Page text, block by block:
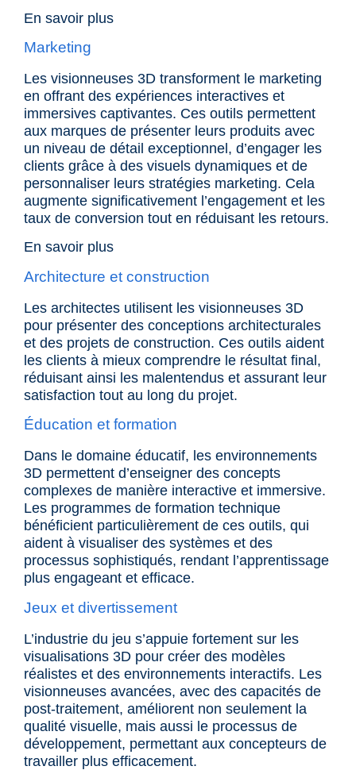
En savoir plus
Marketing
Les visionneuses 3D transforment le marketing
en offrant des expériences interactives et
immersives captivantes. Ces outils permettent
aux marques de présenter leurs produits avec
un niveau de détail exceptionnel, d’engager les
clients grâce à des visuels dynamiques et de
personnaliser leurs stratégies marketing. Cela
augmente significativement l’engagement et les
taux de conversion tout en réduisant les retours.
En savoir plus
Architecture et construction
Les architectes utilisent les visionneuses 3D
pour présenter des conceptions architecturales
et des projets de construction. Ces outils aident
les clients à mieux comprendre le résultat final,
réduisant ainsi les malentendus et assurant leur
satisfaction tout au long du projet.
Éducation et formation
Dans le domaine éducatif, les environnements
3D permettent d’enseigner des concepts
complexes de manière interactive et immersive.
Les programmes de formation technique
bénéficient particulièrement de ces outils, qui
aident à visualiser des systèmes et des
processus sophistiqués, rendant l’apprentissage
plus engageant et efficace.
Jeux et divertissement
L’industrie du jeu s’appuie fortement sur les
visualisations 3D pour créer des modèles
réalistes et des environnements interactifs. Les
visionneuses avancées, avec des capacités de
post-traitement, améliorent non seulement la
qualité visuelle, mais aussi le processus de
développement, permettant aux concepteurs de
travailler plus efficacement.